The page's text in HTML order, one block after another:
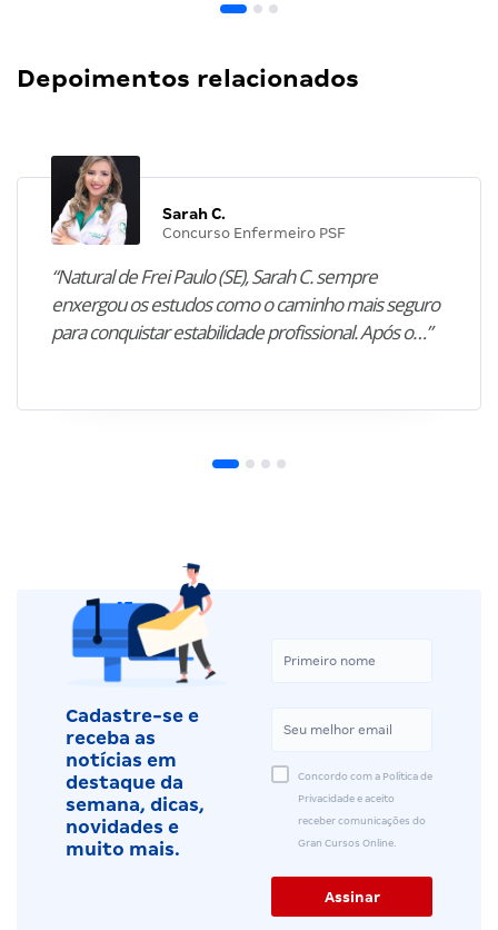
Depoimentos relacionados
Sarah C.
Concurso Enfermeiro PSF
“Natural de Frei Paulo (SE), Sarah C. sempre
enxergou os estudos como o caminho mais seguro
para conquistar estabilidade profissional. Após o…”
Cadastre-se e
receba as
notícias em
destaque da
semana, dicas,
novidades e
muito mais.
Concordo com a Política de
Privacidade e aceito
receber comunicações do
Gran Cursos Online.